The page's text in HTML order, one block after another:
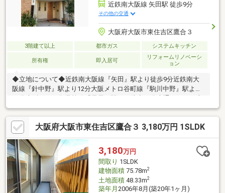
近鉄南大阪線 矢田駅 徒歩9分
その他の交通
大阪府大阪市東住吉区鷹合３
3階建て以上 都市ガス システムキッチン
所有権 即入居可
リフォームリノベーシ
ョン
◆立地について◆近鉄南大阪線『矢田』駅より徒歩9分近鉄南大
阪線『針中野』駅より12分大阪メトロ谷町線『駒川中野』駅より
入った閑静な住宅街です♪◆お部屋・設備について◆・リフォー
ム済♪(2026年5月)・収納充実大きな納戸や玄関収納があります♪◆
周辺環境◆・鷹合小学校／中野中学校エリア・徒歩5分圏内にス
ーパーや病院、銀行、郵便局等が揃い生活至便！ 鷹合公園、長
居公園や素戔嗚尊神社(鷹合神社)も徒歩圏内！
大阪府大阪市東住吉区鷹合３ 3,180万円 1SLDK
3,180万円
間取り 1SLDK
建物面積75.78m2
土地面積48.33m2
築年月 2006年8月(築20年1ヶ月)